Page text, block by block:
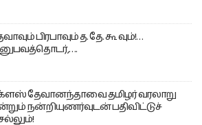
பிரபாவும் த. தே. கூ வும்!…
தேவானந்தாவை தமிழர் வரலாறு
நன்றியுணர்வுடன் பதிவிட்டுச்